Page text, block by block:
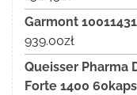
Garmont
939.00zł
Queisser Pharma
Forte 1400